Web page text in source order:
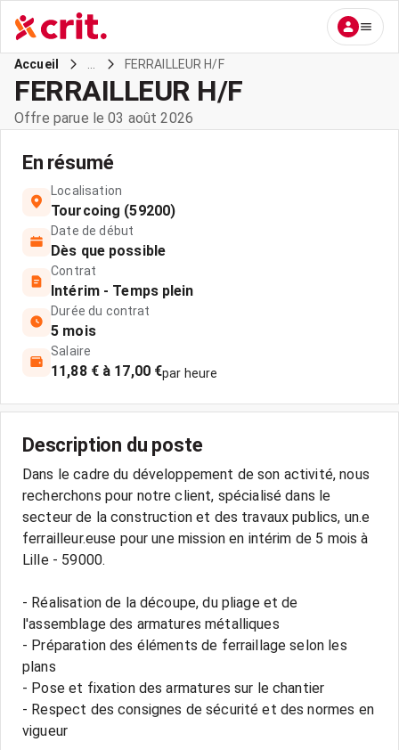
Accueil FERRAILLEUR H/F
FERRAILLEUR H/F
Offre parue le 03 août 2026
En résumé
Localisation
Tourcoing (59200)
Date de début
Dès que possible
Contrat
Intérim - Temps plein
Durée du contrat
5 mois
Salaire
11,88 € à 17,00 €par heure
Description du poste
Dans le cadre du développement de son activité, nous
recherchons pour notre client, spécialisé dans le
secteur de la construction et des travaux publics, un.e
ferrailleur.euse pour une mission en intérim de 5 mois à
Lille - 59000.
- Réalisation de la découpe, du pliage et de
l'assemblage des armatures métalliques
- Préparation des éléments de ferraillage selon les
plans
- Pose et fixation des armatures sur le chantier
- Respect des consignes de sécurité et des normes en
vigueur